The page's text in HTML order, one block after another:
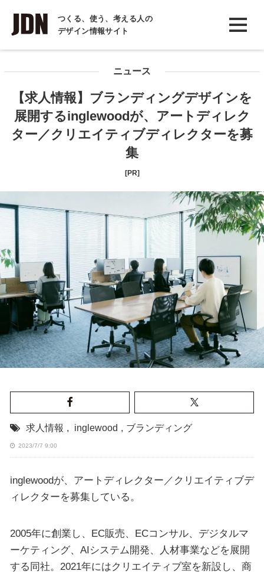
つくる、使う、考える人の
デザイン情報サイト
INTERVIEW
インタビュー
COLUMN
コラム
ニュース
【求人情報】ブランディングデザインを
展開するinglewoodが、アートディレク
ター／クリエイティブディレクターを募
集
[PR]
求人情報 , inglewood , ブランディング
2023/7/7 9:00
inglewoodが、アートディレクター／クリエイティブデ
ィレクターを募集している。
2005年に創業し、EC販売、ECコンサル、デジタルマ
ーケティング、AIシステム開発、人材事業などを展開
する同社。2021年にはクリエイティブ室を新設し、商